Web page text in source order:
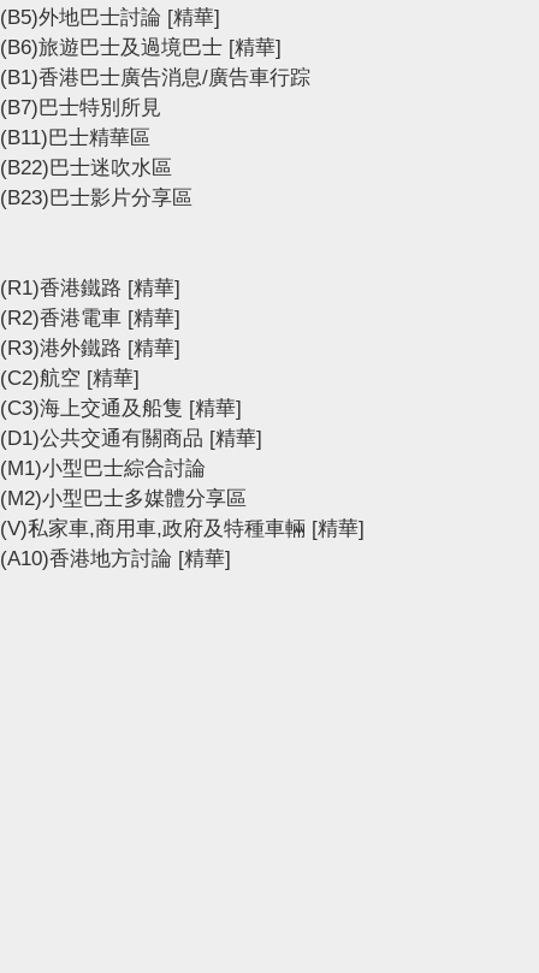
(B5)外地巴士討論 [精華]
(B6)旅遊巴士及過境巴士 [精華]
(B1)香港巴士廣告消息/廣告車行踪
(B7)巴士特別所見
(B11)巴士精華區
(B22)巴士迷吹水區
(B23)巴士影片分享區
(R1)香港鐵路 [精華]
(R2)香港電車 [精華]
(R3)港外鐵路 [精華]
(C2)航空 [精華]
(C3)海上交通及船隻 [精華]
(D1)公共交通有關商品 [精華]
(M1)小型巴士綜合討論
(M2)小型巴士多媒體分享區
(V)私家車,商用車,政府及特種車輛 [精華]
(A10)香港地方討論 [精華]